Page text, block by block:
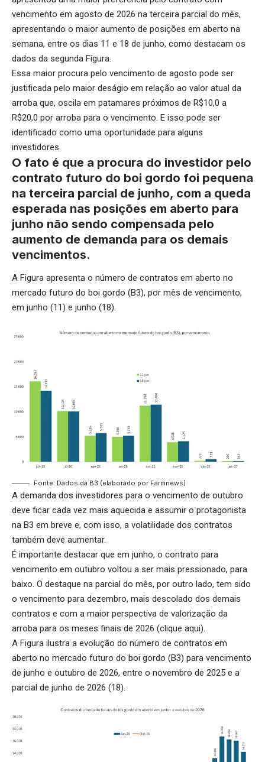
vencimento em agosto de 2026 na terceira parcial do mês,
apresentando o maior aumento de posições em aberto na
semana, entre os dias 11 e 18 de junho, como destacam os
dados da segunda Figura.
Essa maior procura pelo vencimento de agosto pode ser
justificada pelo maior deságio em relação ao valor atual da
arroba que, oscila em patamares próximos de R$10,0 a
R$20,0 por arroba para o vencimento. E isso pode ser
identificado como uma oportunidade para alguns
investidores.
O fato é que a procura do investidor pelo
contrato futuro do boi gordo foi pequena
na terceira parcial de junho, com a queda
esperada nas posições em aberto para
junho não sendo compensada pelo
aumento de demanda para os demais
vencimentos.
A Figura apresenta o número de contratos em aberto no
mercado futuro do boi gordo (B3), por mês de vencimento,
em junho (11) e junho (18).
Fonte: Dados da B3 (elaborado por Farmnews)
A demanda dos investidores para o vencimento de outubro
deve ficar cada vez mais aquecida e assumir o protagonista
na B3 em breve e, com isso, a volatilidade dos contratos
também deve aumentar.
É importante destacar que em junho, o contrato para
vencimento em outubro voltou a ser mais pressionado, para
baixo. O destaque na parcial do mês, por outro lado, tem sido
o vencimento para dezembro, mais descolado dos demais
contratos e com a maior perspectiva de valorização da
arroba para os meses finais de 2026 (clique aqui).
A Figura ilustra a evolução do número de contratos em
aberto no mercado futuro do boi gordo (B3) para vencimento
de junho e outubro de 2026, entre o novembro de 2025 e a
parcial de junho de 2026 (18).